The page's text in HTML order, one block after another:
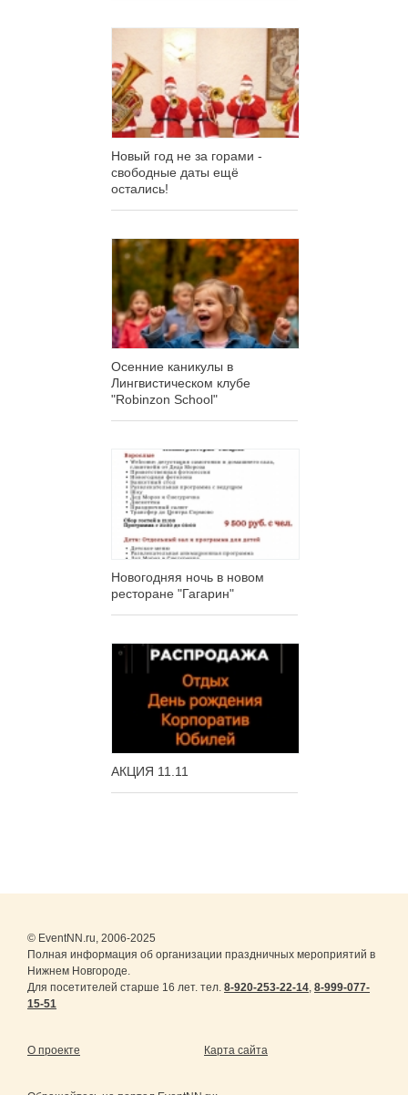
Новый год не за горами -
свободные даты ещё
остались!
Осенние каникулы в
Лингвистическом клубе
"Robinzon School"
Новогодняя ночь в новом
ресторане "Гагарин"
АКЦИЯ 11.11
© EventNN.ru, 2006-2025
Полная информация об организации праздничных мероприятий в
Нижнем Новгороде.
Для посетителей старше 16 лет. тел. 8-920-253-22-14 8-999-077-
15-51
О проекте Карта сайта